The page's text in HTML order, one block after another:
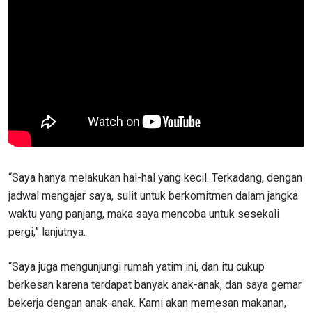
“Saya hanya melakukan hal-hal yang kecil. Terkadang, dengan
jadwal mengajar saya, sulit untuk berkomitmen dalam jangka
waktu yang panjang, maka saya mencoba untuk sesekali
pergi,” lanjutnya.
“Saya juga mengunjungi rumah yatim ini, dan itu cukup
berkesan karena terdapat banyak anak-anak, dan saya gemar
bekerja dengan anak-anak. Kami akan memesan makanan,